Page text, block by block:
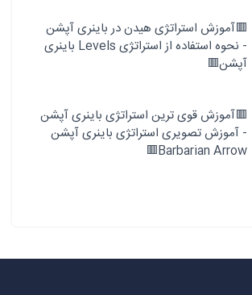
🟥آموزش استراتژی هیدن در باینری آپشن
- نحوه استفاده از استراتژی Levels باینری
آپشن🟥
🟥آموزش قوی ترین استراتژی باینری آپشن
- آموزش تصویری استراتژی باینری آپشن
Barbarian Arrow🟥